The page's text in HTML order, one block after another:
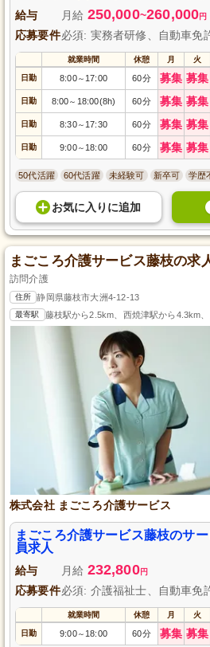
給与 月給 250,000~260,000円
応募要件必須: 実務者研修、自動車免
就業時間 休憩 月 火
日勤 8:00～ 17:00 60分 募集 募集
日勤 8:00～ 18:00(8h) 60分 募集 募集
日勤 8:30～ 17:30 60分 募集 募集
日勤 9:00～ 18:00 60分 募集 募集
50代活躍 60代活躍 未経験可 新卒可 学歴
お気に入り に追加
まごころ介護サービス藤枝の求
訪問介護
住所 静岡県藤枝市大洲4-12-13
最寄駅 藤枝駅から2.5km、西焼津駅から4.3km
株式会社 まごころ介護サービス
まごころ介護サービス藤枝のサ
員求人
給与 月給 232,800円
応募要件必須: 介護福祉士、自動車免
就業時間 休憩 月 火
日勤 9:00～ 18:00 60分 募集 募集